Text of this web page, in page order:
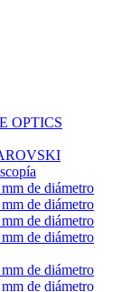
OPTICS
de diámetro
de diámetro
de diámetro
de diámetro
de diámetro
de diámetro